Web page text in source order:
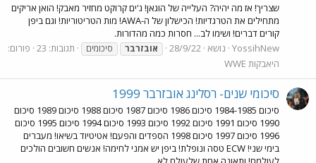
שצריך! אז מה יהיה? העלייה של הוגאן! ג'ים קרוקט מחזיר מאבק! הואן אריקים
מתחילים את הטרגדיות! הכישלון של ה-AWA! מות הטריטוריות! וגם ביפן
קורים דברים! ושימו לב... חסרות כמה מהדורות.
YossihNew נושא 28/9/22 אובזרבר סיכומים תגובות: 23
פורום:
היאבקות WWE
סיכומי שנים- רסלינג אובזרבר 1999
סיכום 1984-1985 סיכום 1986 סיכום 1987 סיכום 1988 סיכום 1989 סיכום
1990 סיכום 1991 סיכום 1992 סיכום 1993 סיכום 1994 סיכום 1995 סיכום
1996 סיכום 1997 סיכום 1998 הספדים והפעם! אטיטיוד בשיאו! מעברים
בימי שני! ECW טסה ונופלת! ביפן יש אמני לחימה! אנשים חשובים הולכים